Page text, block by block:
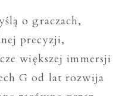
o graczach,
precyzji,
większej immersji
G od lat rozwija